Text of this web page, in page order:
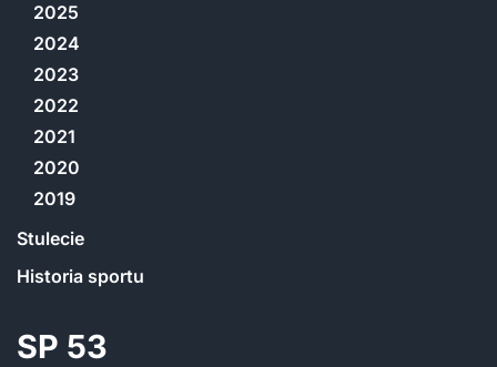
2025
2024
2023
2022
2021
2020
2019
Stulecie
Historia sportu
SP 53